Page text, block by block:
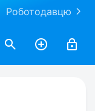
Роботодавцю